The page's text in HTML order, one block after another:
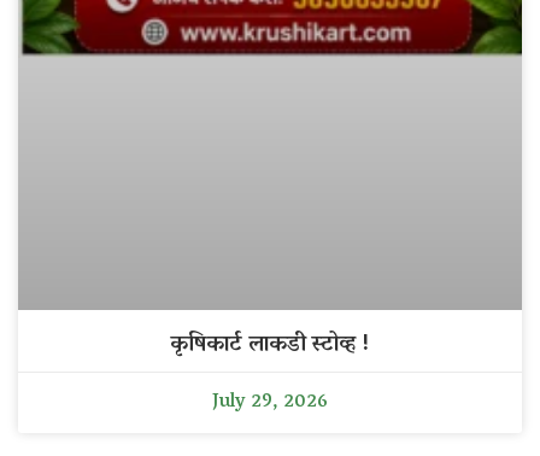
कृषिकार्ट लाकडी स्टोव्ह !
July 29, 2026